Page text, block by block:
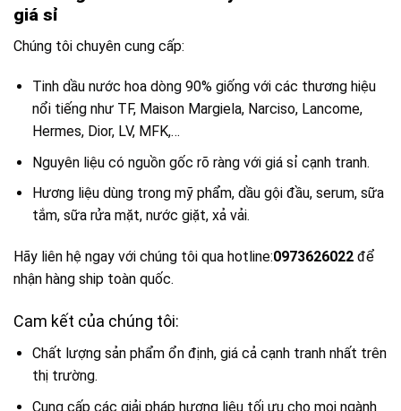
giá sỉ
Chúng tôi chuyên cung cấp:
Tinh dầu nước hoa dòng 90% giống với các thương hiệu
nổi tiếng như TF, Maison Margiela, Narciso, Lancome,
Hermes, Dior, LV, MFK,…
Nguyên liệu có nguồn gốc rõ ràng với giá sỉ cạnh tranh.
Hương liệu dùng trong mỹ phẩm, dầu gội đầu, serum, sữa
tắm, sữa rửa mặt, nước giặt, xả vải.
Hãy liên hệ ngay với chúng tôi qua hotline:0973626022 để
nhận hàng ship toàn quốc.
Cam kết của chúng tôi:
Chất lượng sản phẩm ổn định, giá cả cạnh tranh nhất trên
thị trường.
Cung cấp các giải pháp hương liệu tối ưu cho mọi ngành